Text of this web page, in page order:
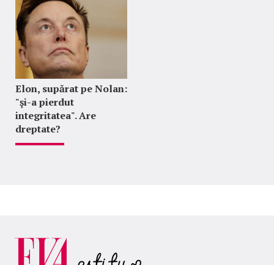
Elon, supărat pe Nolan:
"şi-a pierdut
integritatea". Are
dreptate?